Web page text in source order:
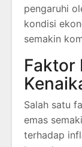
pengaruhi
kondisi
semakin
Faktor
Salah satu
emas
terhadap